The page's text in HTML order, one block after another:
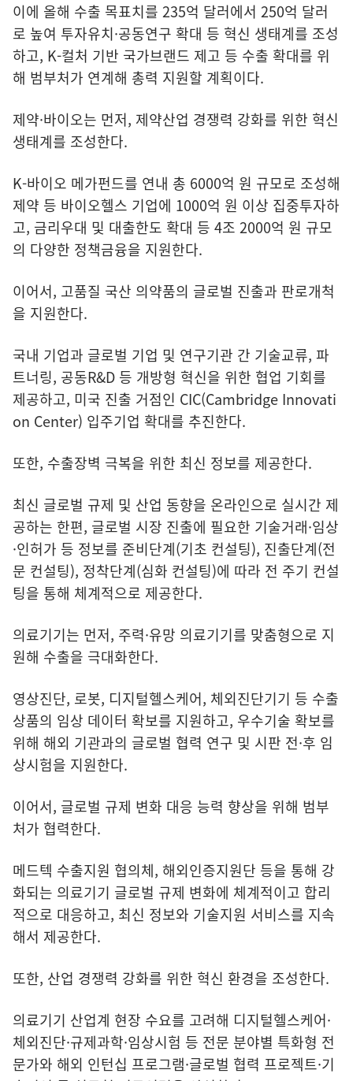
이에 올해 수출 목표치를 235억 달러에서 250억 달러
로 높여 투자유치·공동연구 확대 등 혁신 생태계를 조성
하고, K-컬처 기반 국가브랜드 제고 등 수출 확대를 위
해 범부처가 연계해 총력 지원할 계획이다.
제약·바이오는 먼저, 제약산업 경쟁력 강화를 위한 혁신
생태계를 조성한다.
K-바이오 메가펀드를 연내 총 6000억 원 규모로 조성해
제약 등 바이오헬스 기업에 1000억 원 이상 집중투자하
고, 금리우대 및 대출한도 확대 등 4조 2000억 원 규모
의 다양한 정책금융을 지원한다.
이어서, 고품질 국산 의약품의 글로벌 진출과 판로개척
을 지원한다.
국내 기업과 글로벌 기업 및 연구기관 간 기술교류, 파
트너링, 공동R&D 등 개방형 혁신을 위한 협업 기회를
제공하고, 미국 진출 거점인 CIC(Cambridge Innovati
on Center) 입주기업 확대를 추진한다.
또한, 수출장벽 극복을 위한 최신 정보를 제공한다.
최신 글로벌 규제 및 산업 동향을 온라인으로 실시간 제
공하는 한편, 글로벌 시장 진출에 필요한 기술거래·임상
·인허가 등 정보를 준비단계(기초 컨설팅), 진출단계(전
문 컨설팅), 정착단계(심화 컨설팅)에 따라 전 주기 컨설
팅을 통해 체계적으로 제공한다.
의료기기는 먼저, 주력·유망 의료기기를 맞춤형으로 지
원해 수출을 극대화한다.
영상진단, 로봇, 디지털헬스케어, 체외진단기기 등 수출
상품의 임상 데이터 확보를 지원하고, 우수기술 확보를
위해 해외 기관과의 글로벌 협력 연구 및 시판 전·후 임
상시험을 지원한다.
이어서, 글로벌 규제 변화 대응 능력 향상을 위해 범부
처가 협력한다.
메드텍 수출지원 협의체, 해외인증지원단 등을 통해 강
화되는 의료기기 글로벌 규제 변화에 체계적이고 합리
적으로 대응하고, 최신 정보와 기술지원 서비스를 지속
해서 제공한다.
또한, 산업 경쟁력 강화를 위한 혁신 환경을 조성한다.
의료기기 산업계 현장 수요를 고려해 디지털헬스케어·
체외진단·규제과학·임상시험 등 전문 분야별 특화형 전
문가와 해외 인턴십 프로그램·글로벌 협력 프로젝트·기